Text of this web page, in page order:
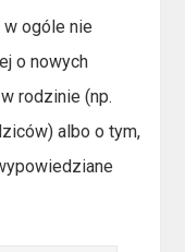
ogóle nie
o nowych
rodzinie (np.
albo o tym,